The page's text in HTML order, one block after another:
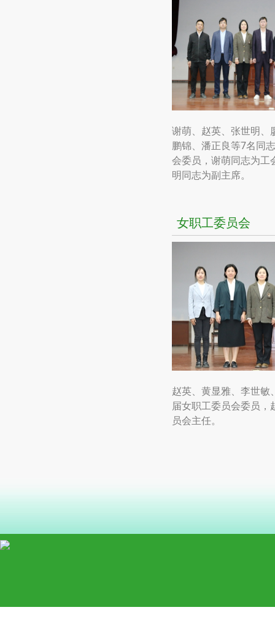
谢萌、赵英、张世明、
鹏锦、潘正良等7名同
会委员，谢萌同志为工
明同志为副主席。
女职工委员会
赵英、黄显雅、李世敏
届女职工委员会委员，
员会主任。